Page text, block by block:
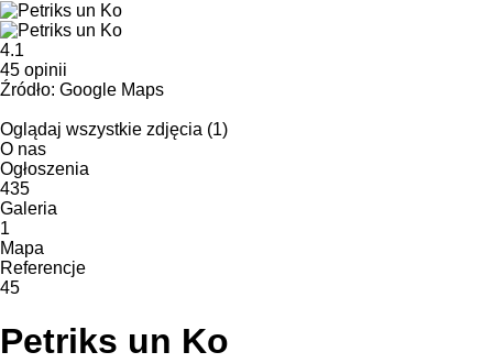
4.1
45 opinii
Źródło: Google Maps
Oglądaj wszystkie zdjęcia (1)
O nas
Ogłoszenia
435
Galeria
1
Mapa
Referencje
45
Petriks un Ko